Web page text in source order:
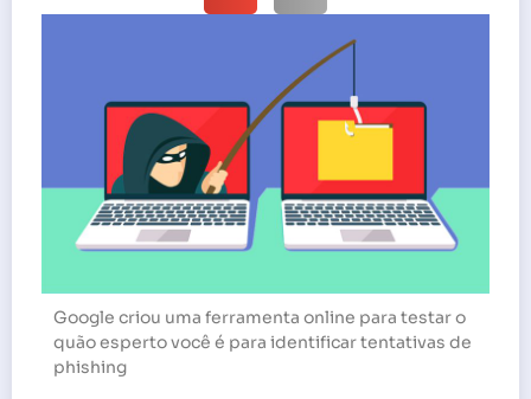
Google criou uma ferramenta online para testar o
quão esperto você é para identificar tentativas de
phishing